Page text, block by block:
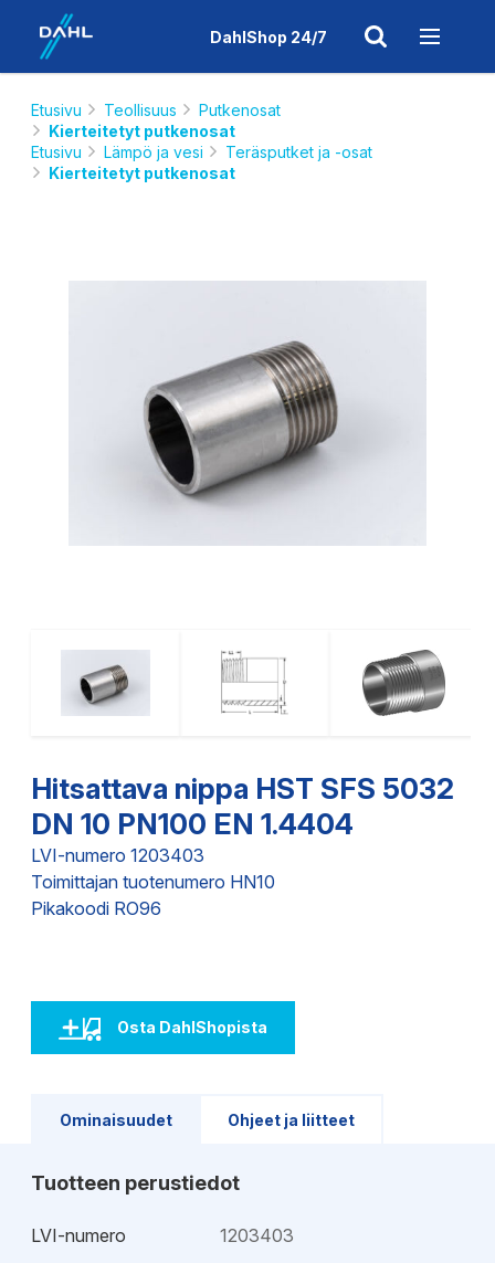
DahlShop 24/7
Etusivu Teollisuus
Putkenosat
Kierteitetyt putkenosat
Etusivu
Lämpö ja vesi
Teräsputket ja -osat
Kierteitetyt putkenosat
Hitsattava nippa HST SFS 5032
DN 10 PN100 EN 1.4404
LVI-numero 1203403
Toimittajan tuotenumero HN10
Pikakoodi RO96
Osta DahlShopista
Ominaisuudet Ohjeet ja liitteet
Tuotteen perustiedot
LVI-numero
1203403